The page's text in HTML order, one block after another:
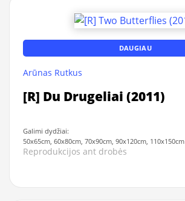
DAUGIAU
Arūnas Rutkus
[R] Du Drugeliai (2011)
Galimi dydžiai:
50x65cm, 60x80cm, 70x90cm, 90x120cm, 110x150cm
Reprodukcijos ant drobės